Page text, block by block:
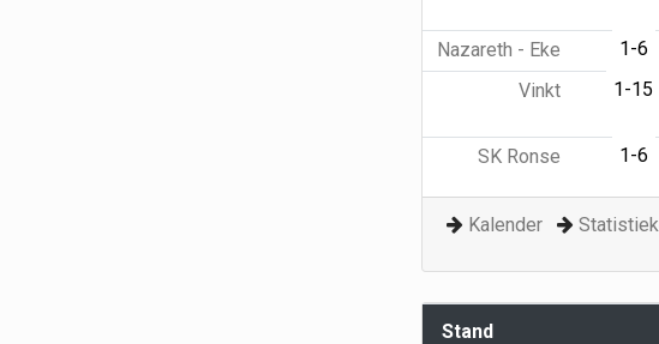
Nazareth - Eke
1-6
Vinkt
1-15
SK Ronse
1-6
Kalender
Stand